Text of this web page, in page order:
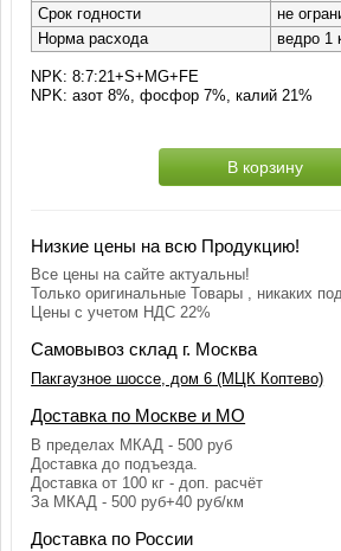
Срок годности
не
Норма расхода
ведро 1
NPK: 8:7:21+S+MG+FE
NPK: азот 8%, фосфор 7%, калий 21%
В корзину
Низкие цены на всю Продукцию!
Все цены на сайте актуальны!
Только оригинальные Товары , никаких
Цены с учетом НДС 22%
Самовывоз склад г. Москва
Пакгаузное шоссе, дом 6 (МЦК Коптево)
Доставка по Москве и МО
В пределах МКАД - 500 руб
Доставка до подъезда.
Доставка от 100 кг - доп. расчёт
За МКАД - 500 руб+40 руб/км
Доставка по России